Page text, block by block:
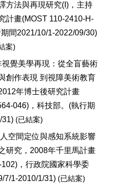
方法與再現研究(I)， 主持
計畫(MOST 110-2410-H-
間2021/10/1-2022/09/30)
案)
覺美學再現：從全盲藝術
創作表現 到視障美術教育
年博士後研究計畫
046)，科技部。(執行期
31) (已結案)
空間定位與感知系統影響
研究，2008年千里馬計畫
，行政院國家科學委
7/1-2010/1/31) (已結案)